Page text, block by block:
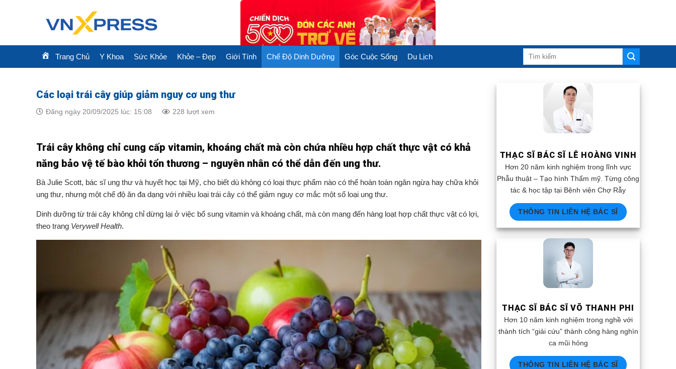
Trang Chủ Y Khoa Sức Khỏe Khỏe – Đẹp Giới Tính Chế Độ Dinh Dưỡng Góc Cuộc Sống Du Lịch
Các loại trái cây giúp giảm nguy cơ ung thư
Đăng ngày 20/09/2025 lúc: 15:08 228 lượt xem
Trái cây không chỉ cung cấp vitamin, khoáng chất mà còn chứa nhiều hợp chất thực vật có khả
năng bảo vệ tế bào khỏi tổn thương – nguyên nhân có thể dẫn đến ung thư.
Bà Julie Scott, bác sĩ ung thư và huyết học tại Mỹ, cho biết dù không có loại thực phẩm nào có thể hoàn toàn ngăn ngừa hay chữa khỏi
ung thư, nhưng một chế độ ăn đa dạng với nhiều loại trái cây có thể giảm nguy cơ mắc một số loại ung thư.
Dinh dưỡng từ trái cây không chỉ dừng lại ở việc bổ sung vitamin và khoáng chất, mà còn mang đến hàng loạt hợp chất thực vật có lợi,
theo trang Verywell Health.
THẠC SĨ BÁC SĨ LÊ HOÀNG VINH
Hơn 20 năm kinh nghiệm trong lĩnh vực
Phẫu thuật – Tạo hình Thẩm mỹ. Từng công
tác & học tập tại Bệnh viện Chợ Rẫy
THÔNG TIN LIÊN HỆ BÁC SĨ
THẠC SĨ BÁC SĨ VÕ THANH PHI
Hơn 10 năm kinh nghiệm trong nghề với
thành tích “giải cứu” thành công hàng nghìn
ca mũi hỏng
THÔNG TIN LIÊN HỆ BÁC SĨ